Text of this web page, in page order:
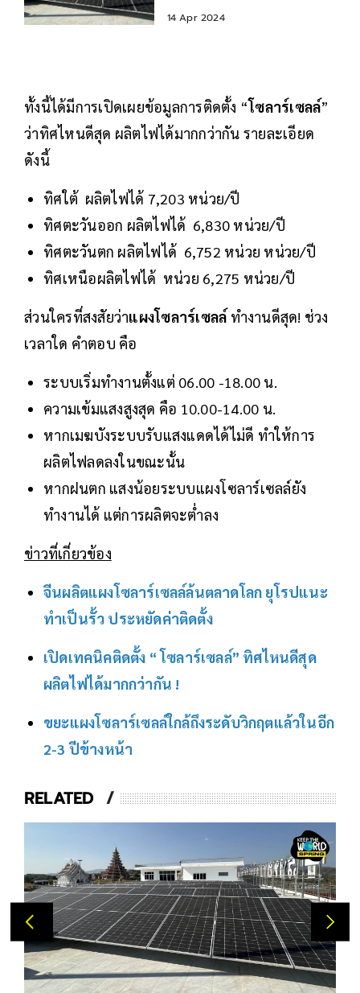
14 Apr 2024
ทั้งนี้ได้มีการเปิดเผยข้อมูลการติดตั้ง “โซลาร์เซลล์”
ว่าทิศไหนดีสุด ผลิตไฟได้มากกว่ากัน รายละเอียด
ดังนี้
ทิศใต้ ผลิตไฟได้ 7,203 หน่วย/ปี
ทิศตะวันออก ผลิตไฟได้ 6,830 หน่วย/ปี
ทิศตะวันตก ผลิตไฟได้ 6,752 หน่วย หน่วย/ปี
ทิศเหนือผลิตไฟได้ หน่วย 6,275 หน่วย/ปี
ส่วนใครที่สงสัยว่าแผงโซลาร์เซลล์ ทำงานดีสุด! ช่วง
เวลาใด คำตอบ คือ
ระบบเริ่มทำงานตั้งแต่ 06.00 -18.00 น.
ความเข้มแสงสูงสุด คือ 10.00-14.00 น.
หากเมฆบังระบบรับแสงแดดได้ไม่ดี ทำให้การ
ผลิตไฟลดลงในขณะนั้น
หากฝนตก แสงน้อยระบบแผงโซลาร์เซลล์ยัง
ทำงานได้ แต่การผลิตจะต่ำลง
ข่าวที่เกี่ยวข้อง
จีนผลิตแผงโซลาร์เซลล์ล้นตลาดโลก ยุโรปแนะ
ทำเป็นรั้ว ประหยัดค่าติดตั้ง
เปิดเทคนิคติดตั้ง “ โซลาร์เซลล์” ทิศไหนดีสุด
ผลิตไฟได้มากกว่ากัน !
ขยะแผงโซลาร์เซลล์ใกล้ถึงระดับวิกฤตแล้วในอีก
2-3 ปีข้างหน้า
RELATED